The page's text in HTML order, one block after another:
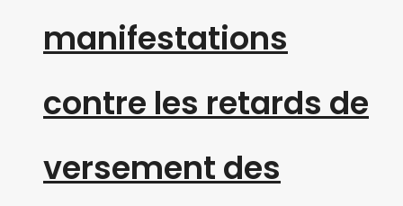
manifestations
contre les retards de
versement des